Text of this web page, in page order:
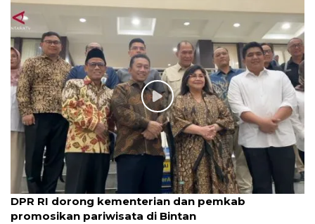
DPR RI dorong kementerian dan pemkab
promosikan pariwisata di Bintan